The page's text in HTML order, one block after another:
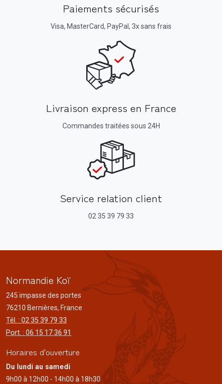
Paiements sécurisés
Visa, MasterCard, PayPal, 3x sans frais
Livraison express en France
Commandes traitées sous 24H
Service relation client
02 35 39 79 33
Normandie Koï
245 impasse des portes
76210 Bernières, France
Tél. : 02 35 39 79 33
Port. : 06 15 17 36 91
Horaires d'ouverture
Du lundi au samedi
9h00 à 12h00 - 14h00 à 18h30